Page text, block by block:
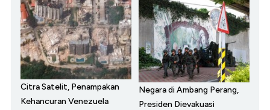
Citra Satelit, Penampakan
Kehancuran Venezuela
Negara di Ambang Perang,
Presiden Dievakuasi